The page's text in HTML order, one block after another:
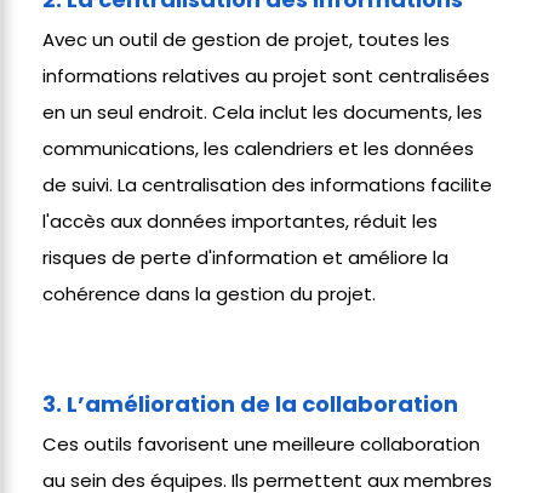
Avec un outil de gestion de projet, toutes les
informations relatives au projet sont centralisées
en un seul endroit. Cela inclut les documents, les
communications, les calendriers et les données
de suivi. La centralisation des informations facilite
l'accès aux données importantes, réduit les
risques de perte d'information et améliore la
cohérence dans la gestion du projet.
3. L’amélioration de la collaboration
Ces outils favorisent une meilleure collaboration
au sein des équipes. Ils permettent aux membres